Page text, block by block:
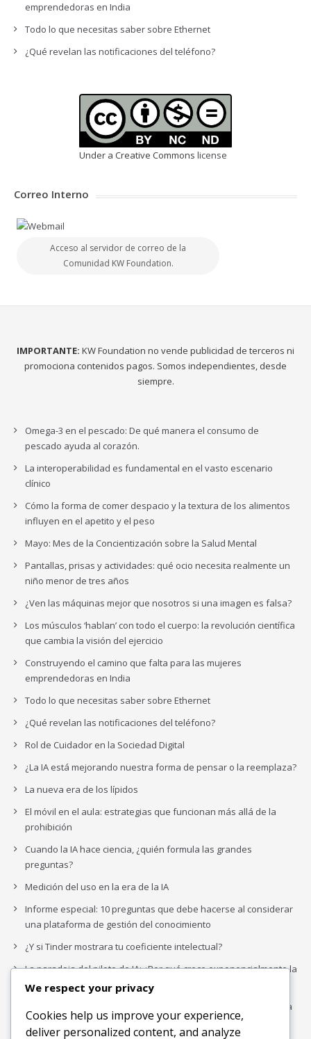
emprendedoras en India
Todo lo que necesitas saber sobre Ethernet
¿Qué revelan las notificaciones del teléfono?
Under a Creative Commons license
Correo Interno
Acceso al servidor de correo de la
Comunidad KW Foundation.
IMPORTANTE: KW Foundation no vende publicidad de terceros ni
promociona contenidos pagos. Somos independientes, desde
siempre.
Omega-3 en el pescado: De qué manera el consumo de
pescado ayuda al corazón.
La interoperabilidad es fundamental en el vasto escenario
clínico
Cómo la forma de comer despacio y la textura de los alimentos
influyen en el apetito y el peso
Mayo: Mes de la Concientización sobre la Salud Mental
Pantallas, prisas y actividades: qué ocio necesita realmente un
niño menor de tres años
¿Ven las máquinas mejor que nosotros si una imagen es falsa?
Los músculos ‘hablan’ con todo el cuerpo: la revolución científica
que cambia la visión del ejercicio
Construyendo el camino que falta para las mujeres
emprendedoras en India
Todo lo que necesitas saber sobre Ethernet
¿Qué revelan las notificaciones del teléfono?
Rol de Cuidador en la Sociedad Digital
¿La IA está mejorando nuestra forma de pensar o la reemplaza?
La nueva era de los lípidos
El móvil en el aula: estrategias que funcionan más allá de la
prohibición
Cuando la IA hace ciencia, ¿quién formula las grandes
preguntas?
Medición del uso en la era de la IA
Informe especial: 10 preguntas que debe hacerse al considerar
una plataforma de gestión del conocimiento
¿Y si Tinder mostrara tu coeficiente intelectual?
La paradoja del piloto de IA: ¿Por qué crece exponencialmente la
complejidad de la IA empresarial?
Los organigramas de marketing se crearon para los canales. La
IA acaba de dejarlos obsoletos.
We respect your privacy
Cookies help us improve your experience,
deliver personalized content, and analyze